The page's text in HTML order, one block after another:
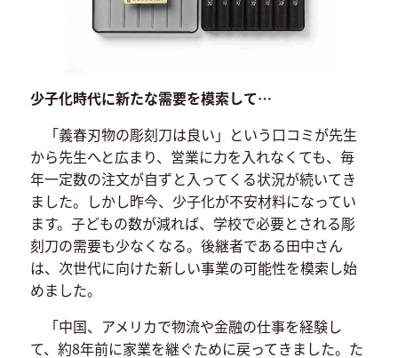
少子化時代に新たな需要を模索して…
「義春刃物の彫刻刀は良い」という口コミが先生
から先生へと広まり、営業に力を入れなくても、毎
年一定数の注文が自ずと入ってくる状況が続いてき
ました。しかし昨今、少子化が不安材料になってい
ます。子どもの数が減れば、学校で必要とされる彫
刻刀の需要も少なくなる。後継者である田中さん
は、次世代に向けた新しい事業の可能性を模索し始
めました。
「中国、アメリカで物流や金融の仕事を経験し
て、約8年前に家業を継ぐために戻ってきました。た